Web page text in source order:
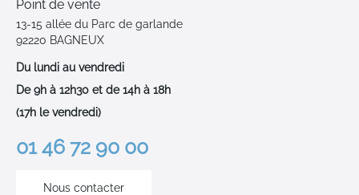
Point de vente
13-15 allée du Parc de garlande
92220 BAGNEUX
Du lundi au vendredi
De 9h à 12h30 et de 14h à 18h
(17h le vendredi)
01 46 72 90 00
Nous contacter